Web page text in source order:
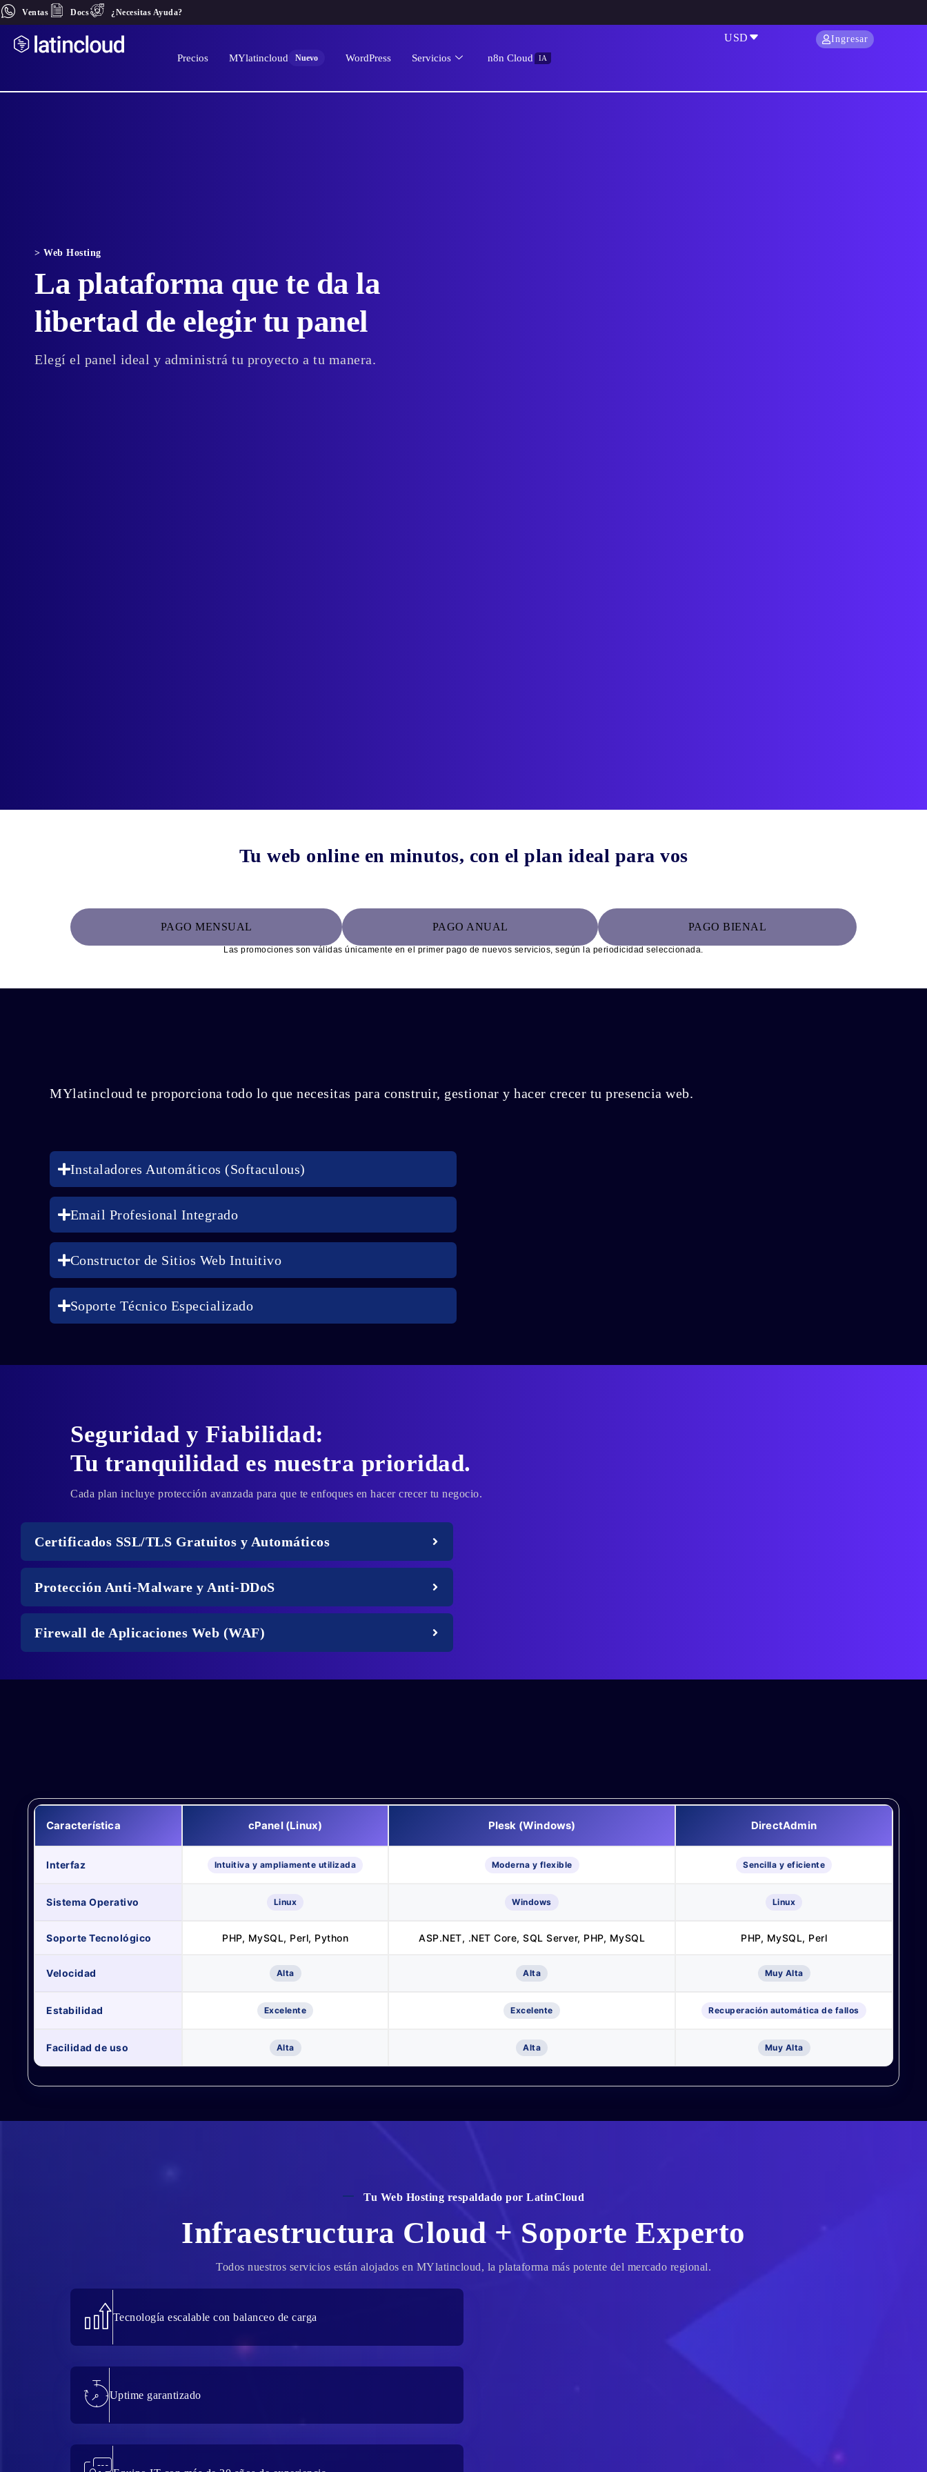
Ventas Docs ¿Necesitas Ayuda?
Precios MYlatincloud Nuevo WordPress Servicios n8n Cloud IA
USD Ingresar
> Web Hosting
La plataforma que te da la
libertad de elegir tu panel
Elegí el panel ideal y administrá tu proyecto a tu manera.
Tu web online en minutos, con el plan ideal para vos
PAGO MENSUAL PAGO ANUAL PAGO BIENAL
Las promociones son válidas únicamente en el primer pago de nuevos servicios, según la periodicidad seleccionada.
MYlatincloud te proporciona todo lo que necesitas para construir, gestionar y hacer crecer tu presencia web.
Instaladores Automáticos (Softaculous)
Email Profesional Integrado
Constructor de Sitios Web Intuitivo
Soporte Técnico Especializado
Seguridad y Fiabilidad:
Tu tranquilidad es nuestra prioridad.
Cada plan incluye protección avanzada para que te enfoques en hacer crecer tu negocio.
Certificados SSL/TLS Gratuitos y Automáticos
Protección Anti-Malware y Anti-DDoS
Firewall de Aplicaciones Web (WAF)
Característica cPanel (Linux) Plesk (Windows) DirectAdmin
Interfaz Intuitiva y ampliamente utilizada Moderna y flexible Sencilla y eficiente
Sistema Operativo Linux Windows Linux
Soporte Tecnológico PHP, MySQL, Perl, Python ASP.NET, .NET Core, SQL Server, PHP, MySQL PHP, MySQL, Perl
Velocidad Alta Alta Muy Alta
Estabilidad Excelente Excelente Recuperación automática de fallos
Facilidad de uso Alta Alta Muy Alta
Tu Web Hosting respaldado por LatinCloud
Infraestructura Cloud + Soporte Experto
Todos nuestros servicios están alojados en MYlatincloud, la plataforma más potente del mercado regional.
Tecnología escalable con balanceo de carga
Uptime garantizado